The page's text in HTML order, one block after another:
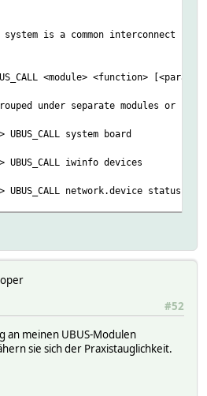
is a common interconnect
<module> <function>
under separate modules or
system board
iwinfo devices
network.device status
file read path=/etc/hosts
depend on the device on
device to inactive, disables
#52
an meinen UBUS-Modulen
sie sich der Praxistauglichkeit.